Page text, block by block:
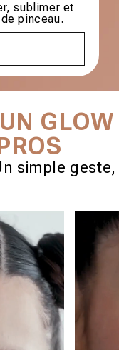
sublimer et
pinceau.
GLOW
simple geste,